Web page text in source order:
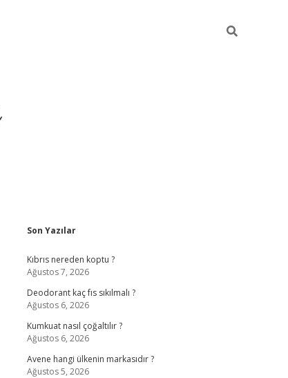
Sidebar
Son Yazılar
Kıbrıs nereden koptu ?
Ağustos 7, 2026
Deodorant kaç fıs sıkılmalı ?
Ağustos 6, 2026
Kumkuat nasıl çoğaltılır ?
Ağustos 6, 2026
Avene hangi ülkenin markasıdır ?
Ağustos 5, 2026